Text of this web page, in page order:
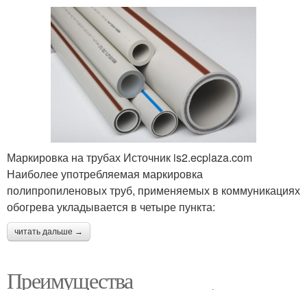
Маркировка на трубах Источник is2.ecplaza.com
Наиболее употребляемая маркировка
полипропиленовых труб, применяемых в коммуникациях
обогрева укладывается в четыре пункта:
читать дальше →
Преимущества